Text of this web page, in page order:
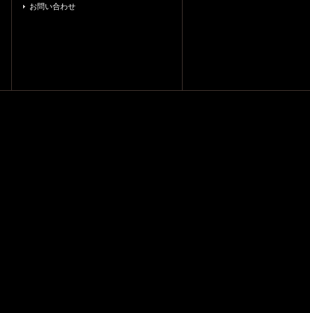
お問い合わせ